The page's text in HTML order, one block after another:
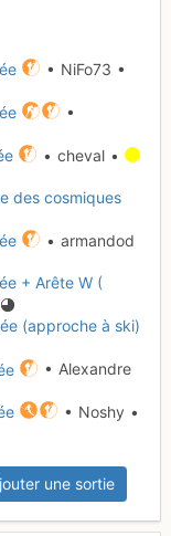
• NiFo73 •
•
• cheval •
des cosmiques
• armandod
+ Arête W (
(approche à ski)
• Alexandre
• Noshy •
une sortie